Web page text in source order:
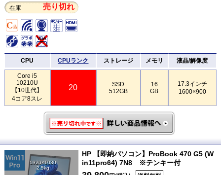
在庫 売り切れ
CPU CPUランク ストレージ メモリ 液晶/解像度
Core i5
10210U
【10世代】
4コア8スレ
20
SSD
512GB
16
GB
17.3インチ
1600×900
1920×1080
2.5kg
HP 【即納パソコン】ProBook 470 G5 (W
in11pro64) 7N8 ※テンキー付